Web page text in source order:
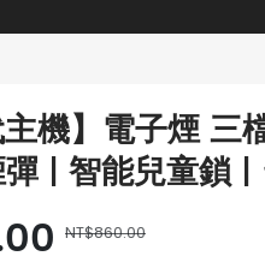
主機】電子煙
| 智能兒童鎖 |
NT$860.00